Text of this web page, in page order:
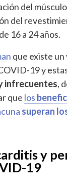
del
del
16 a 24 años.
que existe
19 y
infrecuentes,
que los
superan
y
19